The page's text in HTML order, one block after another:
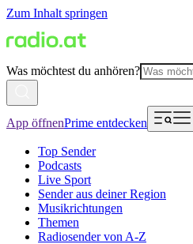
Zum Inhalt springen
Was möchtest du anhören?
App öffnenPrime entdecken
Top Sender
Podcasts
Live Sport
Sender aus deiner Region
Musikrichtungen
Themen
Radiosender von A-Z